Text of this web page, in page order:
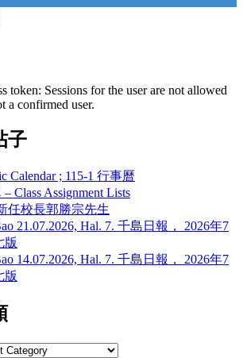
token: Sessions for the user are not allowed
a confirmed user.
子
Calendar ; 115-1 行事曆
Class Assignment Lists
任校長郭勝宗先生
21.07.2026, Hal. 7. 千島日報， 2026年7
版
14.07.2026, Hal. 7. 千島日報， 2026年7
版